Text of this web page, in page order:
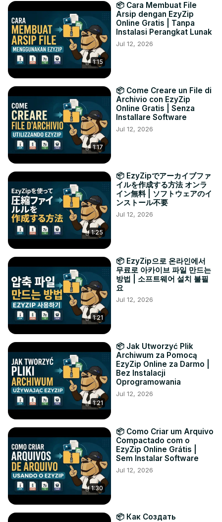
1:15
📦 Cara Membuat File
Arsip dengan EzyZip
Online Gratis | Tanpa
Instalasi Perangkat Lunak
Jul 12, 2026
1:17
📦 Come Creare un File di
Archivio con EzyZip
Online Gratis | Senza
Installare Software
Jul 12, 2026
1:25
📦 EzyZipでアーカイブファ
イルを作成する方法 オンラ
イン無料 | ソフトウェアのイ
ンストール不要
Jul 12, 2026
1:21
📦 EzyZip으로 온라인에서
무료로 아카이브 파일 만드는
방법 | 소프트웨어 설치 불필
요
Jul 12, 2026
1:21
📦 Jak Utworzyć Plik
Archiwum za Pomocą
EzyZip Online za Darmo |
Bez Instalacji
Oprogramowania
Jul 12, 2026
1:30
📦 Como Criar um Arquivo
Compactado com o
EzyZip Online Grátis |
Sem Instalar Software
Jul 12, 2026
📦 Как Создать